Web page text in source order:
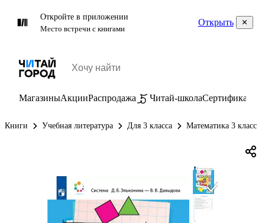
Откройте в приложении
Место встречи с книгами
Открыть
МагазиныАкцииРаспродажа Читай-школаСертификаты
Книги Учебная литература Для 3 класса Математика 3 класс